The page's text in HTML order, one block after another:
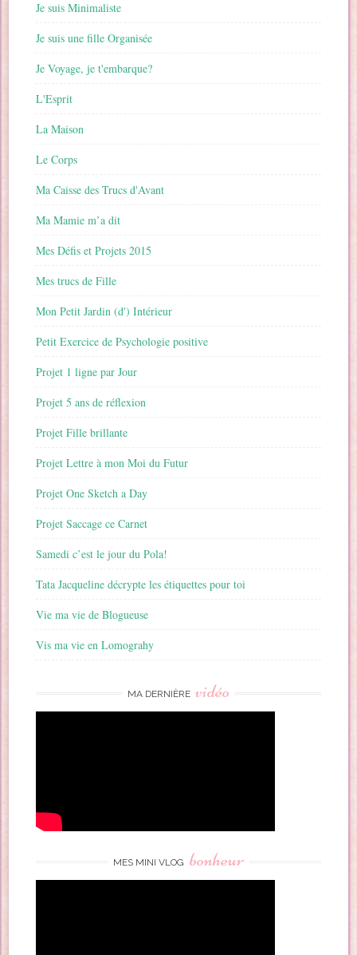
Je suis Minimaliste
Je suis une fille Organisée
Je Voyage, je t'embarque?
L'Esprit
La Maison
Le Corps
Ma Caisse des Trucs d'Avant
Ma Mamie m’a dit
Mes Défis et Projets 2015
Mes trucs de Fille
Mon Petit Jardin (d') Intérieur
Petit Exercice de Psychologie positive
Projet 1 ligne par Jour
Projet 5 ans de réflexion
Projet Fille brillante
Projet Lettre à mon Moi du Futur
Projet One Sketch a Day
Projet Saccage ce Carnet
Samedi c’est le jour du Pola!
Tata Jacqueline décrypte les étiquettes pour toi
Vie ma vie de Blogueuse
Vis ma vie en Lomograhy
MA DERNIÈRE vidéo
MES MINI VLOG bonheur